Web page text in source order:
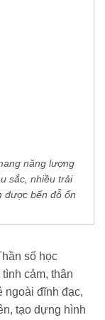
năng lượng
sắc, nhiều trải
được bến đỗ ổn
số học
cảm, thân
ngoài đĩnh đạc,
tạo dựng hình